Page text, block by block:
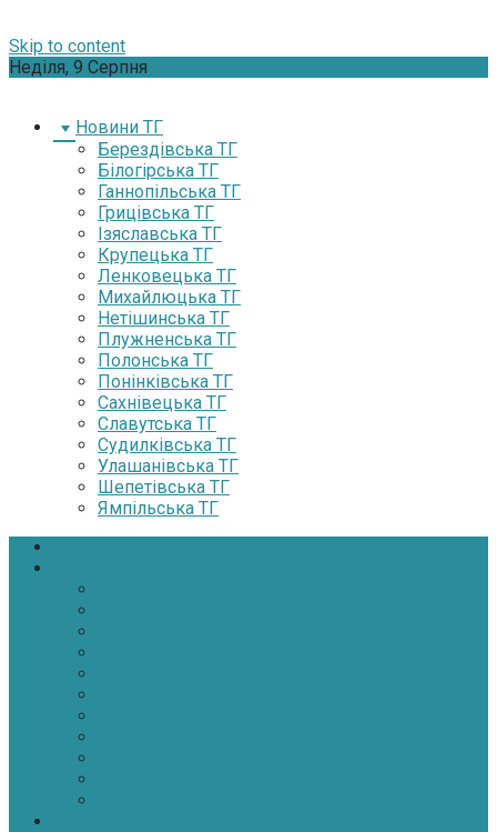
Skip to content
Неділя, 9 Серпня
Новини ТГ
Берездівська ТГ
Білогірська ТГ
Ганнопільська ТГ
Грицівська ТГ
Ізяславська ТГ
Крупецька ТГ
Ленковецька ТГ
Михайлюцька ТГ
Нетішинська ТГ
Плужненська ТГ
Полонська ТГ
Понінківська ТГ
Сахнівецька ТГ
Славутська ТГ
Судилківська ТГ
Улашанівська ТГ
Шепетівська ТГ
Ямпільська ТГ